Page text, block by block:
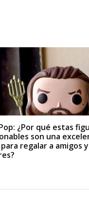
¿Por qué estas
son una
regalar a amigos y